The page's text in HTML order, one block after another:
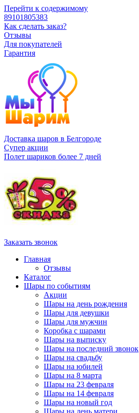
Перейти к содержимому
89101805383
Как сделать заказ?
Отзывы
Для покупателей
Гарантия
Доставка шаров в Белгороде
Супер акции
Полет шариков более 7 дней
Заказать звонок
Главная
Отзывы
Каталог
Шары по событиям
Акции
Шары на день рождения
Шары для девушки
Шары для мужчин
Коробка с шарами
Шары на выписку
Шары на последний звонок
Шары на свадьбу
Шары на юбилей
Шары на 8 марта
Шары на 23 февраля
Шары на 14 февраля
Шары на новый год
Шары на день матери